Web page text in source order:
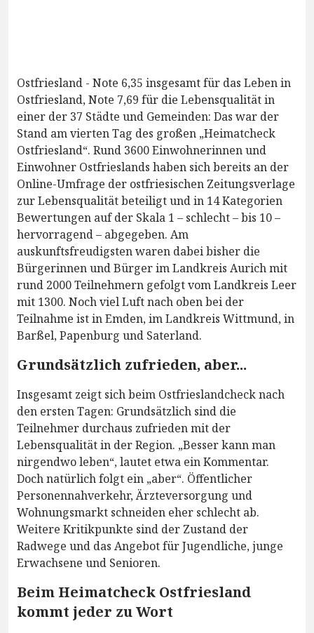
Ostfriesland - Note 6,35 insgesamt für das Leben in
Ostfriesland, Note 7,69 für die Lebensqualität in
einer der 37 Städte und Gemeinden: Das war der
Stand am vierten Tag des großen „Heimatcheck
Ostfriesland“. Rund 3600 Einwohnerinnen und
Einwohner Ostfrieslands haben sich bereits an der
Online-Umfrage der ostfriesischen Zeitungsverlage
zur Lebensqualität beteiligt und in 14 Kategorien
Bewertungen auf der Skala 1 – schlecht – bis 10 –
hervorragend – abgegeben. Am
auskunftsfreudigsten waren dabei bisher die
Bürgerinnen und Bürger im Landkreis Aurich mit
rund 2000 Teilnehmern gefolgt vom Landkreis Leer
mit 1300. Noch viel Luft nach oben bei der
Teilnahme ist in Emden, im Landkreis Wittmund, in
Barßel, Papenburg und Saterland.
Grundsätzlich zufrieden, aber...
Insgesamt zeigt sich beim Ostfrieslandcheck nach
den ersten Tagen: Grundsätzlich sind die
Teilnehmer durchaus zufrieden mit der
Lebensqualität in der Region. „Besser kann man
nirgendwo leben“, lautet etwa ein Kommentar.
Doch natürlich folgt ein „aber“. Öffentlicher
Personennahverkehr, Ärzteversorgung und
Wohnungsmarkt schneiden eher schlecht ab.
Weitere Kritikpunkte sind der Zustand der
Radwege und das Angebot für Jugendliche, junge
Erwachsene und Senioren.
Beim Heimatcheck Ostfriesland
kommt jeder zu Wort